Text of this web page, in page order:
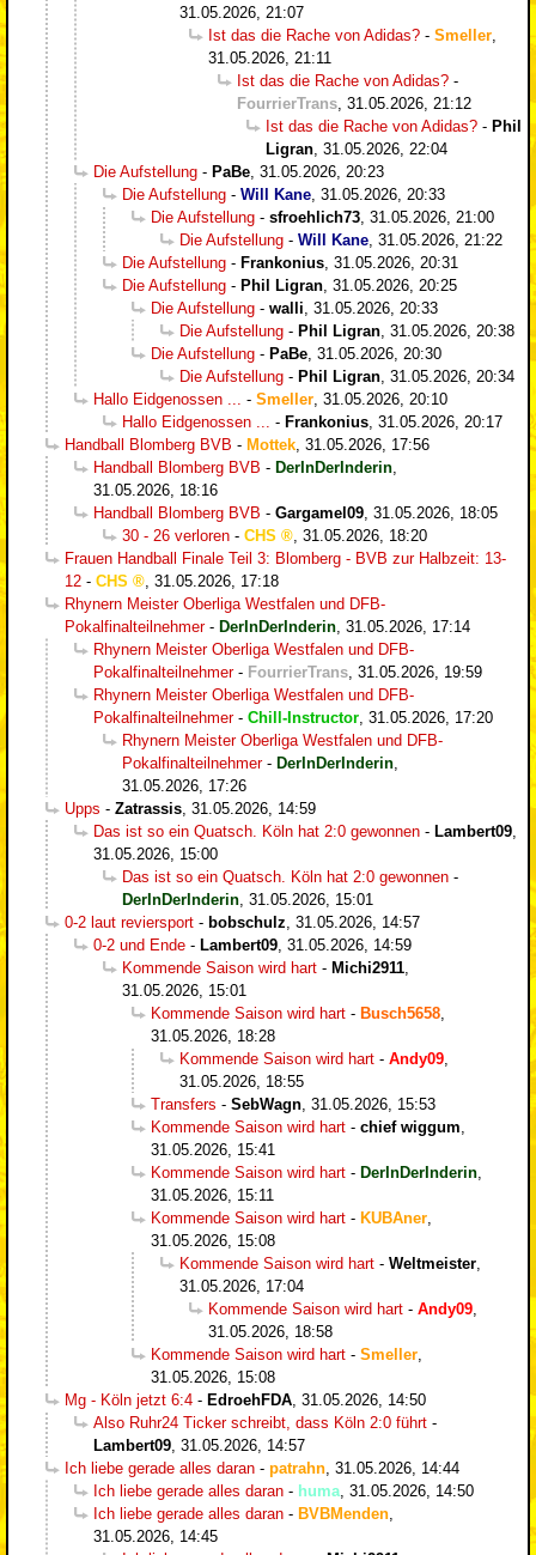
31.05.2026, 21:07
Ist das die Rache von Adidas? - Smeller
31.05.2026, 21:11
Ist das die Rache von Adidas? -
FourrierTrans 31.05.2026, 21:12
Ist das die Rache von Adidas? - Phil
Ligran 31.05.2026, 22:04
Die Aufstellung - PaBe 31.05.2026, 20:23
Die Aufstellung - Will Kane 31.05.2026, 20:33
Die Aufstellung - sfroehlich73 31.05.2026, 21:00
Die Aufstellung - Will Kane 31.05.2026, 21:22
Die Aufstellung - Frankonius 31.05.2026, 20:31
Die Aufstellung - Phil Ligran 31.05.2026, 20:25
Die Aufstellung - walli 31.05.2026, 20:33
Die Aufstellung - Phil Ligran 31.05.2026, 20:38
Die Aufstellung - PaBe 31.05.2026, 20:30
Die Aufstellung - Phil Ligran 31.05.2026, 20:34
Hallo Eidgenossen ...
- Smeller 31.05.2026, 20:10
Hallo Eidgenossen ...
- Frankonius 31.05.2026, 20:17
Handball Blomberg BVB - Mottek 31.05.2026, 17:56
Handball Blomberg BVB - DerInDerInderin
31.05.2026, 18:16
Handball Blomberg BVB - Gargamel09 31.05.2026, 18:05
30 - 26 verloren - CHS
31.05.2026, 18:20
Frauen Handball Finale Teil 3: Blomberg - BVB zur Halbzeit: 13-
12 - CHS
31.05.2026, 17:18
Rhynern Meister Oberliga Westfalen und DFB-
Pokalfinalteilnehmer- DerInDerInderin 31.05.2026, 17:14
Rhynern Meister Oberliga Westfalen und DFB-
Pokalfinalteilnehmer- FourrierTrans 31.05.2026, 19:59
Rhynern Meister Oberliga Westfalen und DFB-
Pokalfinalteilnehmer- Chill-Instructor 31.05.2026, 17:20
Rhynern Meister Oberliga Westfalen und DFB-
Pokalfinalteilnehmer- DerInDerInderin
31.05.2026, 17:26
Upps - Zatrassis 31.05.2026, 14:59
Das ist so ein Quatsch. Köln hat 2:0 gewonnen - Lambert09
31.05.2026, 15:00
Das ist so ein Quatsch. Köln hat 2:0 gewonnen -
DerInDerInderin 31.05.2026, 15:01
0-2 laut reviersport - bobschulz 31.05.2026, 14:57
0-2 und Ende - Lambert09 31.05.2026, 14:59
Kommende Saison wird hart - Michi2911
31.05.2026, 15:01
Kommende Saison wird hart - Busch5658
31.05.2026, 18:28
Kommende Saison wird hart - Andy09
31.05.2026, 18:55
Transfers - SebWagn 31.05.2026, 15:53
Kommende Saison wird hart - chief wiggum
31.05.2026, 15:41
Kommende Saison wird hart - DerInDerInderin
31.05.2026, 15:11
Kommende Saison wird hart - KUBAner
31.05.2026, 15:08
Kommende Saison wird hart - Weltmeister
31.05.2026, 17:04
Kommende Saison wird hart - Andy09
31.05.2026, 18:58
Kommende Saison wird hart - Smeller
31.05.2026, 15:08
Mg - Köln jetzt 6:4 - EdroehFDA 31.05.2026, 14:50
Also Ruhr24 Ticker schreibt, dass Köln 2:0 führt -
Lambert09 31.05.2026, 14:57
Ich liebe gerade alles daran - patrahn 31.05.2026, 14:44
Ich liebe gerade alles daran - huma 31.05.2026, 14:50
Ich liebe gerade alles daran - BVBMenden
31.05.2026, 14:45